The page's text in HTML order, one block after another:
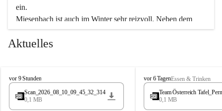
ein.
Miesenbach ist auch im Winter sehr reizvoll. Neben dem
Eisstockschießen gibt es auf dem nahe gelegenen Unterberg
wunderschöne Naturschneepisten, die zum Schifahren oder
vielfältige Angebot unserer Kulturvereine.
Überzeugen Sie sich selbst, dass Sie in Miesenbach sowie
Aktuelles
M
i
s
vor 9 Stunden
Scan_2026_08_10_09_45_32_314
0,1 MB
M
i
s
vor 6 TagenEssen & Trinken
Team Österreich
0,1 MB